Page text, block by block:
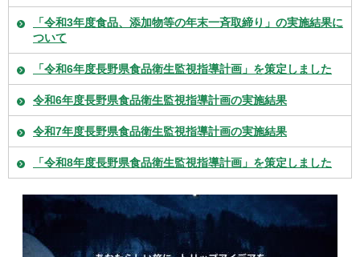
「令和3年度食品、添加物等の年末一斉取締り」の実施結果に
ついて
「令和6年度長野県食品衛生監視指導計画」を策定しました
令和6年度長野県食品衛生監視指導計画の実施結果
令和7年度長野県食品衛生監視指導計画の実施結果
「令和8年度長野県食品衛生監視指導計画」を策定しました